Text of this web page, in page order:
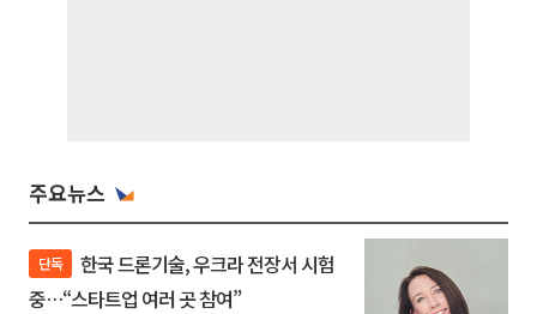
주요뉴스
단독
중…“스타트업 여러 곳 참여”